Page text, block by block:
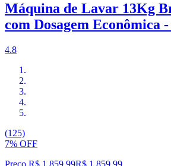
Máquina de Lavar 13Kg
com Dosagem Econômica
4.8
(125)
7% OFF
Preço R$ 1.859,99R$ 1.859,99